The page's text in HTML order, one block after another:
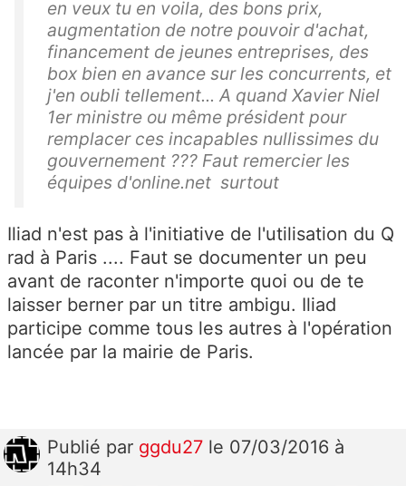
en veux tu en voila, des bons prix,
augmentation de notre pouvoir d'achat,
financement de jeunes entreprises, des
box bien en avance sur les concurrents, et
j'en oubli tellement... A quand Xavier Niel
1er ministre ou même président pour
remplacer ces incapables nullissimes du
gouvernement ??? Faut remercier les
équipes d'online.net surtout
Iliad n'est pas à l'initiative de l'utilisation du Q
rad à Paris .... Faut se documenter un peu
avant de raconter n'importe quoi ou de te
laisser berner par un titre ambigu. Iliad
participe comme tous les autres à l'opération
lancée par la mairie de Paris.
Publié par ggdu27 le 07/03/2016 à
14h34